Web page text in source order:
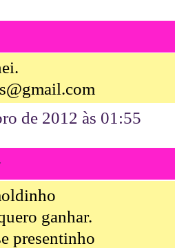
de 2012 às 01:55
ganhar.
presentinho